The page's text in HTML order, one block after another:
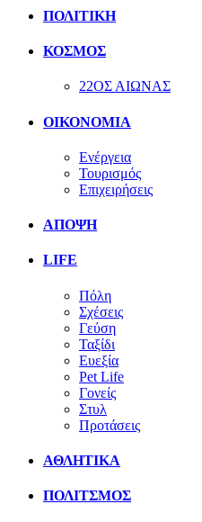
ΠΟΛΙΤΙΚΗ
ΚΟΣΜΟΣ
22ΟΣ ΑΙΩΝΑΣ
ΟΙΚΟΝΟΜΙΑ
Ενέργεια
Τουρισμός
Επιχειρήσεις
ΑΠΟΨΗ
LIFE
Πόλη
Σχέσεις
Γεύση
Ταξίδι
Ευεξία
Pet Life
Γονείς
Στυλ
Προτάσεις
ΑΘΛΗΤΙΚΑ
ΠΟΛΙΤΣΜΟΣ